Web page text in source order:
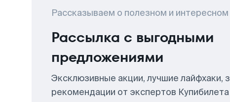
Рассказываем о полезном и интересном
Рассылка с выгодными
предложениями
Эксклюзивные акции, лучшие лайфхаки,
рекомендации от экспертов Купибилета